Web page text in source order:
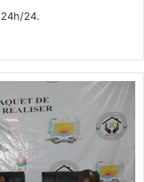
24.